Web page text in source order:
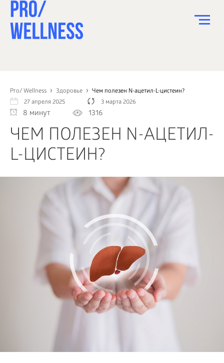
Pro/ Wellness Здоровье
Чем полезен N-ацетил-L-цистеин?
27 апреля 2025
3 марта 2026
8 минут 1316
ЧЕМ ПОЛЕЗЕН N-АЦЕТИЛ-
L-ЦИСТЕИН?
СПОРТ
ЗДОРОВЬЕ
КРАСОТА
ПСИХОЛОГИЯ
БИЗНЕС